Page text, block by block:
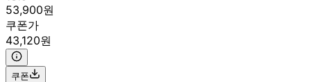
53,900원
쿠폰가
43,120원
쿠폰